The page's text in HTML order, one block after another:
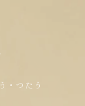
・つたう